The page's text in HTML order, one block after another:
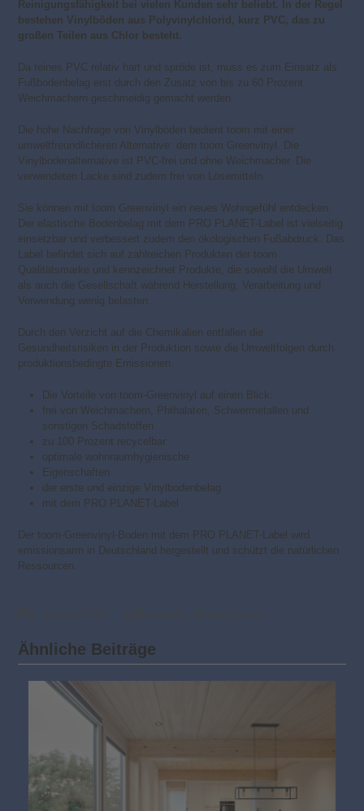
Reinigungsfähigkeit bei vielen Kunden sehr beliebt. In der Regel
bestehen Vinylböden aus Polyvinylchlorid, kurz PVC, das zu
großen Teilen aus Chlor besteht.
Da reines PVC relativ hart und spröde ist, muss es zum Einsatz als
Fußbodenbelag erst durch den Zusatz von bis zu 60 Prozent
Weichmachern geschmeidig gemacht werden.
Die hohe Nachfrage von Vinylböden bedient toom mit einer
umweltfreundlicheren Alternative: dem toom Greenvinyl. Die
Vinylbodenalternative ist PVC-frei und ohne Weichmacher. Die
verwendeten Lacke sind zudem frei von Lösemitteln.
Sie können mit toom Greenvinyl ein neues Wohngefühl entdecken.
Der elastische Bodenbelag mit dem PRO PLANET-Label ist vielseitig
einsetzbar und verbessert zudem den ökologischen Fußabdruck. Das
Label befindet sich auf zahlreichen Produkten der toom
Qualitätsmarke und kennzeichnet Produkte, die sowohl die Umwelt
als auch die Gesellschaft während Herstellung, Verarbeitung und
Verwendung wenig belasten.
Durch den Verzicht auf die Chemikalien entfallen die
Gesundheitsrisiken in der Produktion sowie die Umweltfolgen durch
produktionsbedingte Emissionen.
Die Vorteile von toom-Greenvinyl auf einen Blick:
frei von Weichmachern, Phthalaten, Schwermetallen und
sonstigen Schadstoffen
zu 100 Prozent recycelbar
optimale wohnraumhygienische
Eigenschaften
der erste und einzige Vinylbodenbelag
mit dem PRO PLANET-Label
Der toom-Greenvinyl-Boden mit dem PRO PLANET-Label wird
emissionsarm in Deutschland hergestellt und schützt die natürlichen
Ressourcen.
Ähnliche Beiträge